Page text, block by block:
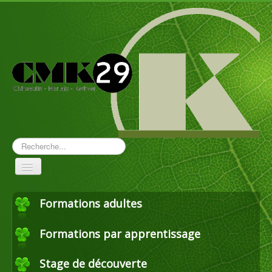
Rechercher
Toggle
Navigation
Aménagement paysager
Travaux forestiers
Formations adultes
Formations par apprentissage
Stage de découverte